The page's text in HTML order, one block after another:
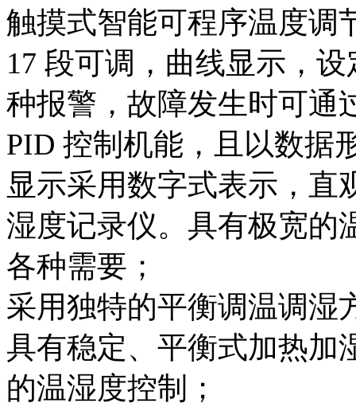
触摸式智能可程序温度调
17 段可调，曲线显示，
种报警，故障发生时可通
PID 控制机能，且以数据
显示采用数字式表示，直
湿度记录仪。具有极宽的
各种需要；
采用独特的平衡调温调湿
具有稳定、平衡式加热加
的温湿度控制；